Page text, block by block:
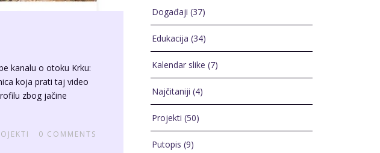
kanalu o otoku Krku:
koja prati taj video
zbog jačine
0 COMMENTS
Događaji (37)
Edukacija (34)
Kalendar slike (7)
Najčitaniji (4)
Projekti (50)
Putopis (9)